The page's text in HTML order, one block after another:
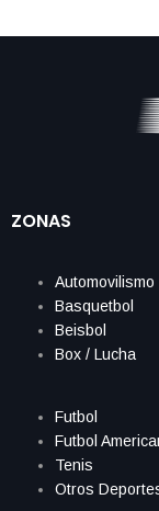
ZONAS
Automovilismo
Basquetbol
Beisbol
Box / Lucha
Futbol
Futbol
Tenis
Otros